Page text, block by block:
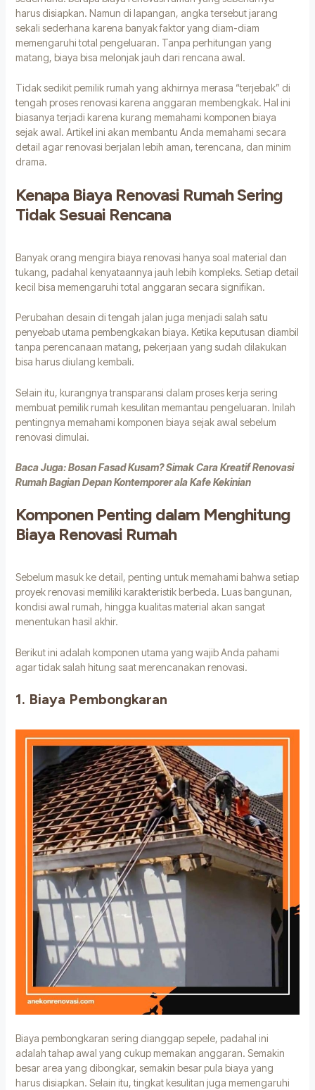
harus disiapkan. Namun di lapangan, angka tersebut jarang
sekali sederhana karena banyak faktor yang diam-diam
memengaruhi total pengeluaran. Tanpa perhitungan yang
matang, biaya bisa melonjak jauh dari rencana awal.
Tidak sedikit pemilik rumah yang akhirnya merasa “terjebak” di
tengah proses renovasi karena anggaran membengkak. Hal ini
biasanya terjadi karena kurang memahami komponen biaya
sejak awal. Artikel ini akan membantu Anda memahami secara
detail agar renovasi berjalan lebih aman, terencana, dan minim
drama.
Kenapa Biaya Renovasi Rumah Sering
Tidak Sesuai Rencana
Banyak orang mengira biaya renovasi hanya soal material dan
tukang, padahal kenyataannya jauh lebih kompleks. Setiap detail
kecil bisa memengaruhi total anggaran secara signifikan.
Perubahan desain di tengah jalan juga menjadi salah satu
penyebab utama pembengkakan biaya. Ketika keputusan diambil
tanpa perencanaan matang, pekerjaan yang sudah dilakukan
bisa harus diulang kembali.
Selain itu, kurangnya transparansi dalam proses kerja sering
membuat pemilik rumah kesulitan memantau pengeluaran. Inilah
pentingnya memahami komponen biaya sejak awal sebelum
renovasi dimulai.
Baca Juga:Bosan Fasad Kusam? Simak Cara Kreatif Renovasi
Rumah Bagian Depan Kontemporer ala Kafe Kekinian
Komponen Penting dalam Menghitung
Biaya Renovasi Rumah
Sebelum masuk ke detail, penting untuk memahami bahwa setiap
proyek renovasi memiliki karakteristik berbeda. Luas bangunan,
kondisi awal rumah, hingga kualitas material akan sangat
menentukan hasil akhir.
Berikut ini adalah komponen utama yang wajib Anda pahami
agar tidak salah hitung saat merencanakan renovasi.
1. Biaya Pembongkaran
Biaya pembongkaran sering dianggap sepele, padahal ini
adalah tahap awal yang cukup memakan anggaran. Semakin
besar area yang dibongkar, semakin besar pula biaya yang
harus disiapkan. Selain itu, tingkat kesulitan juga memengaruhi